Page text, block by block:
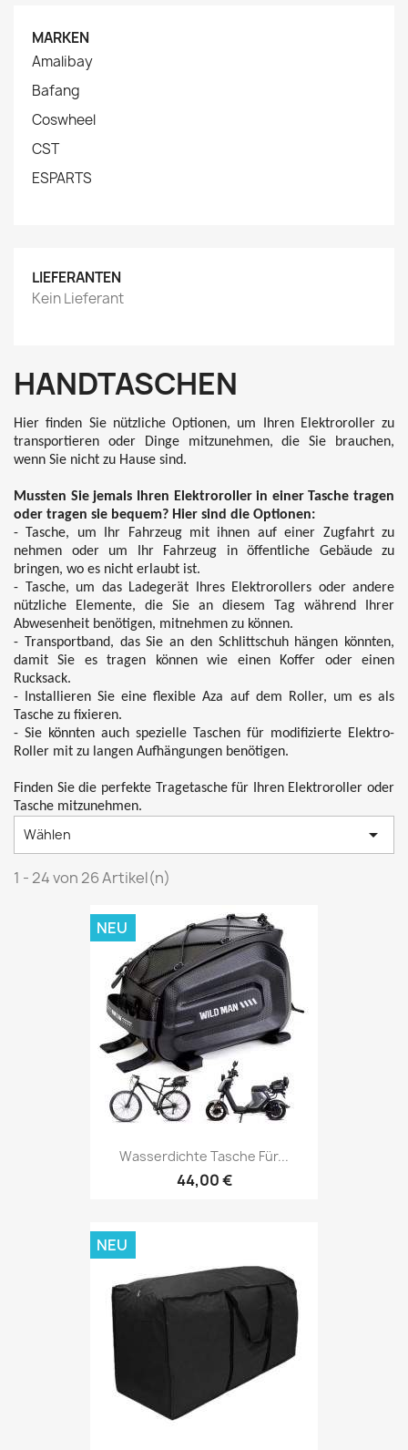
MARKEN
Amalibay
Bafang
Coswheel
CST
ESPARTS
LIEFERANTEN
Kein Lieferant
HANDTASCHEN
Hier finden Sie nützliche Optionen, um Ihren Elektroroller zu
transportieren oder Dinge mitzunehmen, die Sie brauchen,
wenn Sie nicht zu Hause sind.
Mussten Sie jemals Ihren Elektroroller in einer Tasche tragen
oder tragen sie bequem? Hier sind die Optionen:
- Tasche, um Ihr Fahrzeug mit ihnen auf einer Zugfahrt zu
nehmen oder um Ihr Fahrzeug in öffentliche Gebäude zu
bringen, wo es nicht erlaubt ist.
- Tasche, um das Ladegerät Ihres Elektrorollers oder andere
nützliche Elemente, die Sie an diesem Tag während Ihrer
Abwesenheit benötigen, mitnehmen zu können.
- Transportband, das Sie an den Schlittschuh hängen könnten,
damit Sie es tragen können wie einen Koffer oder einen
Rucksack.
- Installieren Sie eine flexible Aza auf dem Roller, um es als
Tasche zu fixieren.
- Sie könnten auch spezielle Taschen für modifizierte Elektro-
Roller mit zu langen Aufhängungen benötigen.
Finden Sie die perfekte Tragetasche für Ihren Elektroroller oder
Tasche mitzunehmen.
Wählen 
1 - 24 von 26 Artikel(n)
Wasserdichte Tasche Für...
44,00 €
NEU
NEU